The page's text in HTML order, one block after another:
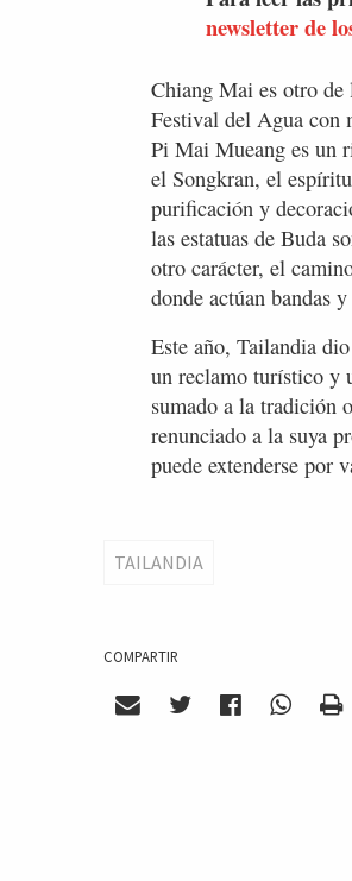
newsletter de
Chiang Mai es otro de
Festival del Agua con
Pi Mai Mueang es un
el Songkran, el
purificación y
las estatuas de Buda
otro carácter, el
donde actúan bandas
Este año, Tailandia
un reclamo turístico y
sumado a la tradición
renunciado a la suya
puede extenderse por
TAILANDIA
COMPARTIR